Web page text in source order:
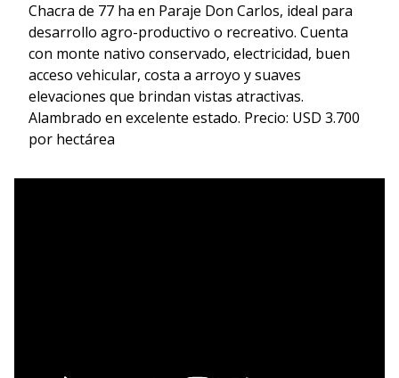
Chacra de 77 ha en Paraje Don Carlos, ideal para
desarrollo agro-productivo o recreativo. Cuenta
con monte nativo conservado, electricidad, buen
acceso vehicular, costa a arroyo y suaves
elevaciones que brindan vistas atractivas.
Alambrado en excelente estado. Precio: USD 3.700
por hectárea